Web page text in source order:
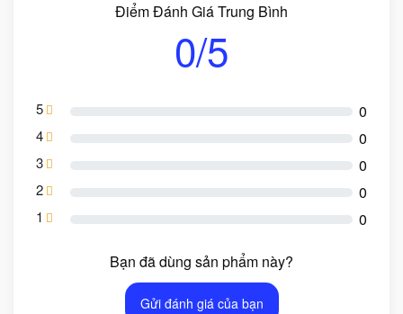
Điểm Đánh Giá Trung Bình
0/5
5 0
4 0
3 0
2 0
1 0
Bạn đã dùng sản phẩm này?
Gửi đánh giá của bạn